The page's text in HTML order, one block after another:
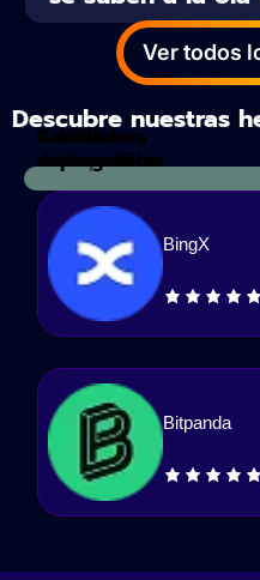
Ver todos
Descubre nuestras
Calculadora
de impuestos
Análisis
criptográfico
BingX
Bitpanda